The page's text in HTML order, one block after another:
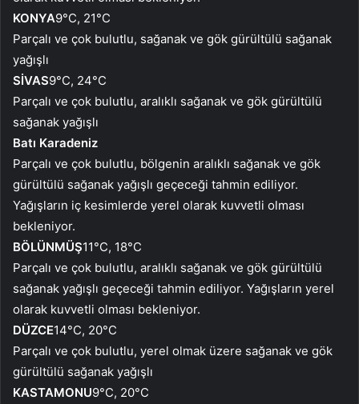
KONYA9°C, 21°C
Parçalı ve çok bulutlu, sağanak ve gök gürültülü sağanak
yağışlı
SİVAS9°C, 24°C
Parçalı ve çok bulutlu, aralıklı sağanak ve gök gürültülü
sağanak yağışlı
Batı Karadeniz
Parçalı ve çok bulutlu, bölgenin aralıklı sağanak ve gök
gürültülü sağanak yağışlı geçeceği tahmin ediliyor.
Yağışların iç kesimlerde yerel olarak kuvvetli olması
bekleniyor.
BÖLÜNMÜŞ11°C, 18°C
Parçalı ve çok bulutlu, aralıklı sağanak ve gök gürültülü
sağanak yağışlı geçeceği tahmin ediliyor. Yağışların yerel
olarak kuvvetli olması bekleniyor.
DÜZCE14°C, 20°C
Parçalı ve çok bulutlu, yerel olmak üzere sağanak ve gök
gürültülü sağanak yağışlı
KASTAMONU9°C, 20°C